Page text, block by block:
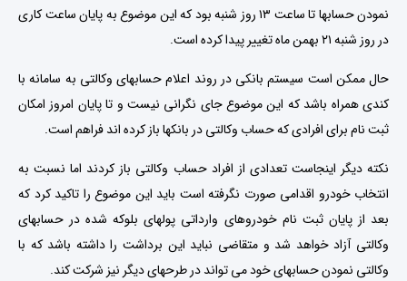
نمودن حسابها تا ساعت ۱۳ روز شنبه بود که این موضوع به پایان ساعت کاری
در روز شنبه ۲۱ بهمن ماه تغییر پیدا کرده است.
حال ممکن است سیستم بانکی در روند اعلام حسابهای وکالتی به سامانه با
کندی همراه باشد که این موضوع جای نگرانی نیست و تا پایان امروز امکان
ثبت نام برای افرادی که حساب وکالتی در بانکها باز کرده اند فراهم است.
نکته دیگر اینجاست تعدادی از افراد حساب وکالتی باز کردند اما نسبت به
انتخاب خودرو اقدامی صورت نگرفته است باید این موضوع را تاکید کرد که
بعد از پایان ثبت نام خودروهای وارداتی پولهای بلوکه شده در حسابهای
وکالتی آزاد خواهد شد و متقاضی نباید این برداشت را داشته باشد که با
وکالتی نمودن حسابهای خود می تواند در طرحهای دیگر نیز شرکت کند.